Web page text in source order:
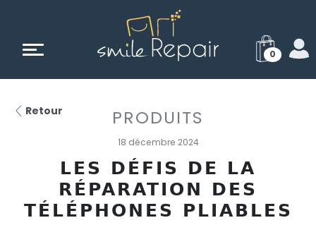
0
Retour PRODUITS
18 décembre 2024
LES DÉFIS DE LA
RÉPARATION DES
TÉLÉPHONES PLIABLES